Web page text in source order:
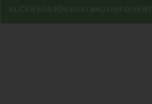
KLICKA HÄR FÖR KOSTNADSFRI OFFERT